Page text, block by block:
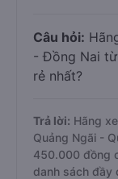
Câu hỏi:
- Đồng Nai từ
rẻ nhất?
Trả lời: Hãng
Quảng Ngãi -
450.000 đồng
danh sách đầy